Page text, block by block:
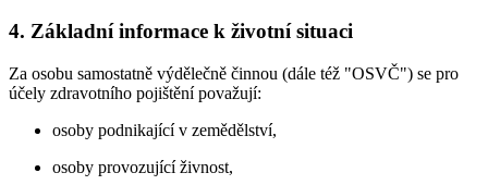
4. Základní informace k životní situaci
Za osobu samostatně výdělečně činnou (dále též "OSVČ") se pro
účely zdravotního pojištění považují:
osoby podnikající v zemědělství,
osoby provozující živnost,